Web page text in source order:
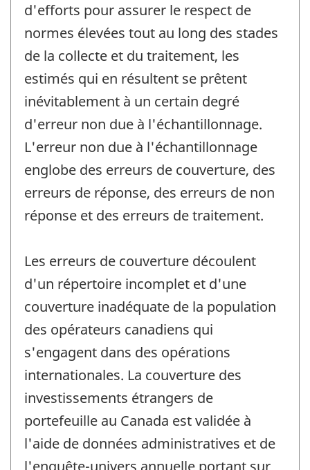
d'efforts pour assurer le respect de
normes élevées tout au long des stades
de la collecte et du traitement, les
estimés qui en résultent se prêtent
inévitablement à un certain degré
d'erreur non due à l'échantillonnage.
L'erreur non due à l'échantillonnage
englobe des erreurs de couverture, des
erreurs de réponse, des erreurs de non
réponse et des erreurs de traitement.
Les erreurs de couverture découlent
d'un répertoire incomplet et d'une
couverture inadéquate de la population
des opérateurs canadiens qui
s'engagent dans des opérations
internationales. La couverture des
investissements étrangers de
portefeuille au Canada est validée à
l'aide de données administratives et de
l'enquête-univers annuelle portant sur